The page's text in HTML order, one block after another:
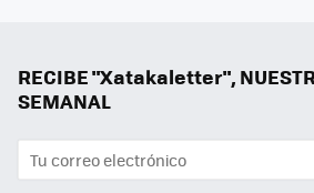
RECIBE "Xatakaletter",
SEMANAL